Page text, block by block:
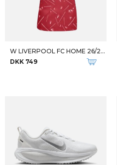
W LIVERPOOL FC HOME 26/27 JSY
DKK 749